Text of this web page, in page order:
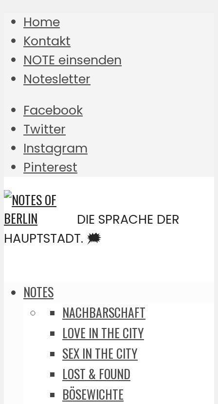
Home
Kontakt
NOTE einsenden
Notesletter
Facebook
Twitter
Instagram
Pinterest
DIE SPRACHE DER
HAUPTSTADT. 🗯️
NOTES
NACHBARSCHAFT
LOVE IN THE CITY
SEX IN THE CITY
LOST & FOUND
BÖSEWICHTE